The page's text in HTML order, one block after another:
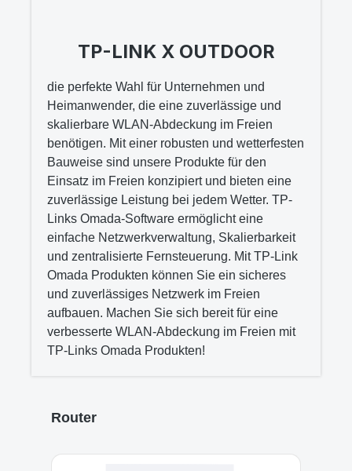
TP-LINK X OUTDOOR
die perfekte Wahl für Unternehmen und
Heimanwender, die eine zuverlässige und
skalierbare WLAN-Abdeckung im Freien
benötigen. Mit einer robusten und wetterfesten
Bauweise sind unsere Produkte für den
Einsatz im Freien konzipiert und bieten eine
zuverlässige Leistung bei jedem Wetter. TP-
Links Omada-Software ermöglicht eine
einfache Netzwerkverwaltung, Skalierbarkeit
und zentralisierte Fernsteuerung. Mit TP-Link
Omada Produkten können Sie ein sicheres
und zuverlässiges Netzwerk im Freien
aufbauen. Machen Sie sich bereit für eine
verbesserte WLAN-Abdeckung im Freien mit
TP-Links Omada Produkten!
Skip product gallery
Router